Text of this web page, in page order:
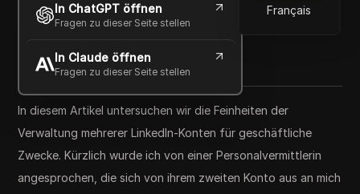
Français
In ChatGPT öffnen
Fragen zu dieser Seite stellen
In Claude öffnen
Fragen zu dieser Seite stellen
22 Okt. 2025 6 min lesen
Copy Link
In diesem Artikel untersuchen wir die Feinheiten der
Verwaltung mehrerer LinkedIn-Konten für geschäftliche
Zwecke. Kürzlich wurde ich von einer Personalvermittlerin
angesprochen, die sich von ihrem zweiten Konto aus an mich